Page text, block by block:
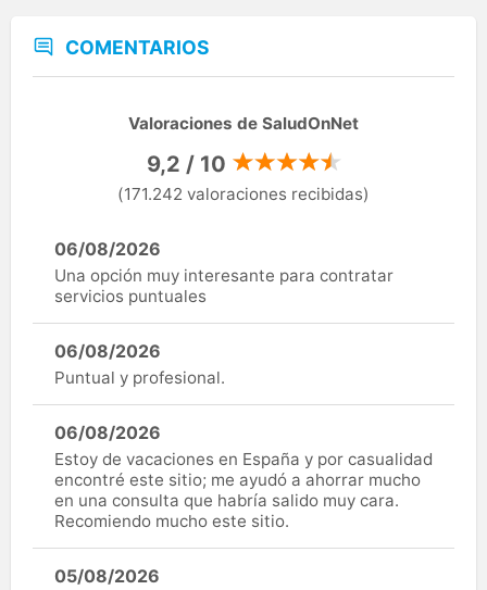
COMENTARIOS
Valoraciones de SaludOnNet
9,2 / 10
(171.242 valoraciones recibidas)
06/08/2026
Una opción muy interesante para contratar
servicios puntuales
06/08/2026
Puntual y profesional.
06/08/2026
Estoy de vacaciones en España y por casualidad
encontré este sitio; me ayudó a ahorrar mucho
en una consulta que habría salido muy cara.
Recomiendo mucho este sitio.
05/08/2026